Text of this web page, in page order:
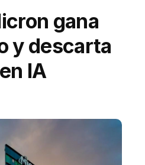
gana
y descarta
IA